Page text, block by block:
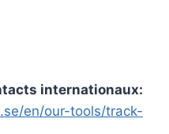
internationaux:
en/our-tools/track-